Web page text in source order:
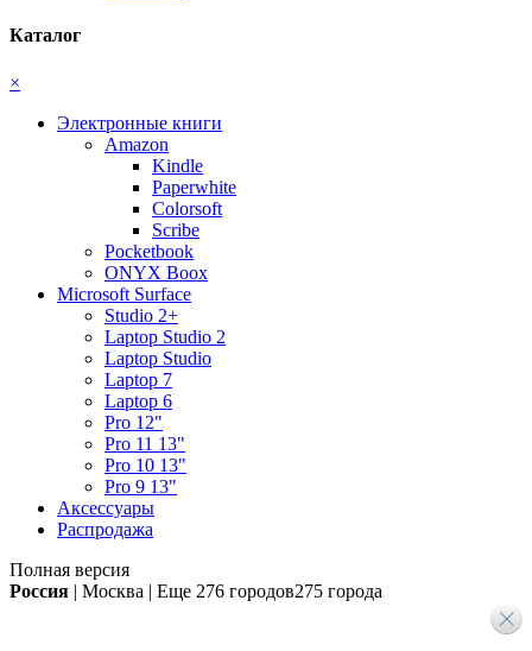
Каталог
×
Электронные книги
Amazon
Kindle
Paperwhite
Colorsoft
Scribe
Pocketbook
ONYX Boox
Microsoft Surface
Studio 2+
Laptop Studio 2
Laptop Studio
Laptop 7
Laptop 6
Pro 12"
Pro 11 13"
Pro 10 13"
Pro 9 13"
Аксессуары
Распродажа
Полная версия
Россия | Москва | Еще 276 городов275 города